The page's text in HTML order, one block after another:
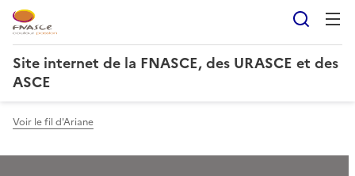
Site internet de la FNASCE, des URASCE et des
ASCE
Voir le fil d'Ariane